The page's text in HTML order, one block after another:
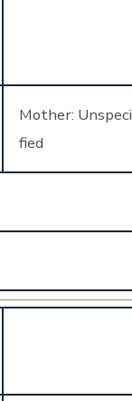
Mother: Unspeci
fied